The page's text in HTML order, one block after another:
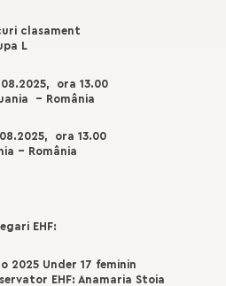
clasament
L
ora 13.00
- România
ora 13.00
- România
EHF:
2025 Under 17 feminin
EHF: Anamaria Stoia